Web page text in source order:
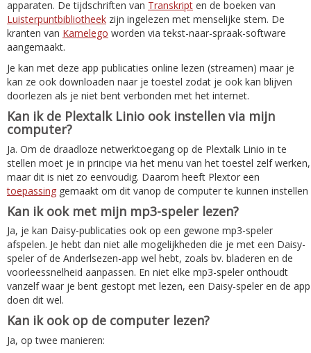
apparaten. De tijdschriften van Transkript en de boeken van
Luisterpuntbibliotheek zijn ingelezen met menselijke stem. De
kranten van Kamelego worden via tekst-naar-spraak-software
aangemaakt.
Je kan met deze app publicaties online lezen (streamen) maar je
kan ze ook downloaden naar je toestel zodat je ook kan blijven
doorlezen als je niet bent verbonden met het internet.
Kan ik de Plextalk Linio ook instellen via mijn
computer?
Ja. Om de draadloze netwerktoegang op de Plextalk Linio in te
stellen moet je in principe via het menu van het toestel zelf werken,
maar dit is niet zo eenvoudig. Daarom heeft Plextor een
toepassing gemaakt om dit vanop de computer te kunnen instellen
Kan ik ook met mijn mp3-speler lezen?
Ja, je kan Daisy-publicaties ook op een gewone mp3-speler
afspelen. Je hebt dan niet alle mogelijkheden die je met een Daisy-
speler of de Anderlsezen-app wel hebt, zoals bv. bladeren en de
voorleessnelheid aanpassen. En niet elke mp3-speler onthoudt
vanzelf waar je bent gestopt met lezen, een Daisy-speler en de app
doen dit wel.
Kan ik ook op de computer lezen?
Ja, op twee manieren: